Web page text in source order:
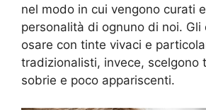
nel modo in cui vengono curati
personalità di ognuno di noi. Gli
osare con tinte vivaci e
tradizionalisti, invece, scelgono
sobrie e poco appariscenti.